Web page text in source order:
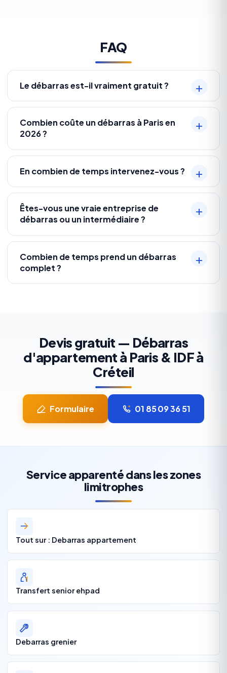
FAQ
Le débarras est-il vraiment gratuit ?
Combien coûte un débarras à Paris en
2026 ?
En combien de temps intervenez-vous ?
Êtes-vous une vraie entreprise de
débarras ou un intermédiaire ?
Combien de temps prend un débarras
complet ?
Devis gratuit — Débarras
d'appartement à Paris & IDF à
Créteil
Formulaire 01 85 09 36 51
Service apparenté dans les zones
limitrophes
Tout sur : Debarras appartement
Transfert senior ehpad
Debarras grenier